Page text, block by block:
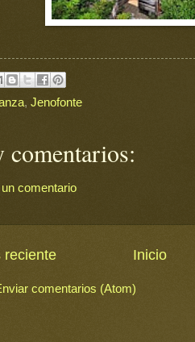
, Jenofonte
comentarios:
comentario
reciente Inicio
comentarios (Atom)